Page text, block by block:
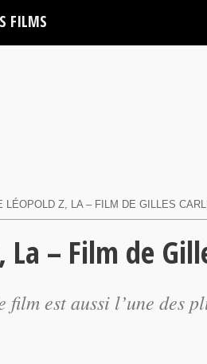
FILMS
LÉOPOLD Z, LA – FILM DE GILLES
– Film de
est aussi l’une des